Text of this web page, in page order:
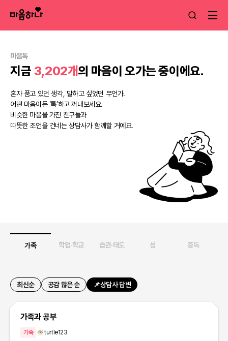
마음톡
지금 3,202개의 마음이 오가는 중이에요.
혼자 품고 있던 생각, 말하고 싶었던 무언가.
어떤 마음이든 ‘톡’하고 꺼내보세요.
비슷한 마음을 가진 친구들과
따뜻한 조언을 건네는 상담사가 함께할 거예요.
가족 학업·학교 습관·태도 성 중독
최신순 공감 많은 순 📌상담사 답변
가족과 공부
가족 turtle123